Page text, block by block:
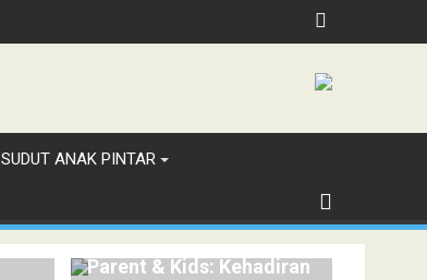
SUDUT ANAK PINTAR
Parent & Kids: Kehadiran